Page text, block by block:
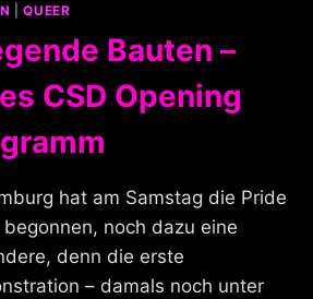
|QUEER
Bauten –
CSD Opening
hat am Samstag die Pride
begonnen, noch dazu eine
denn die erste
– damals noch unter